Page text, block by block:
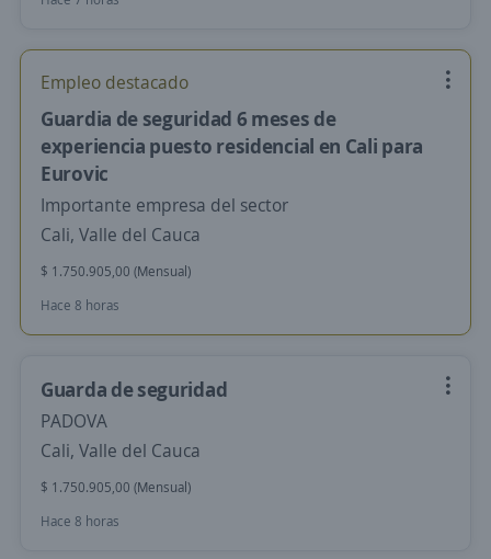
Empleo destacado
Guardia de seguridad 6 meses de
experiencia puesto residencial en Cali para
Eurovic
Importante empresa del sector
Cali, Valle del Cauca
$ 1.750.905,00 (Mensual)
Hace 8 horas
Guarda de seguridad
PADOVA
Cali, Valle del Cauca
$ 1.750.905,00 (Mensual)
Hace 8 horas